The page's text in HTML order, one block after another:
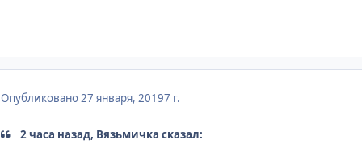
Опубликовано27 января, 20197 г.
2 часа назад, Вязьмичка сказал: